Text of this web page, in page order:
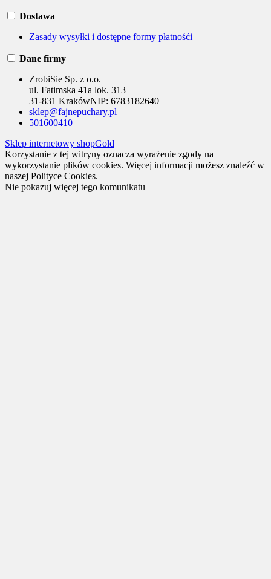
Dostawa
Zasady wysyłki i dostępne formy płatnośći
Dane firmy
ZrobiSie Sp. z o.o.
ul. Fatimska 41a lok. 313
31-831 KrakówNIP: 6783182640
sklep@fajnepuchary.pl
501600410
Sklep internetowy shopGold
Korzystanie z tej witryny oznacza wyrażenie zgody na
wykorzystanie plików cookies. Więcej informacji możesz znaleźć w
naszej Polityce Cookies.
Nie pokazuj więcej tego komunikatu